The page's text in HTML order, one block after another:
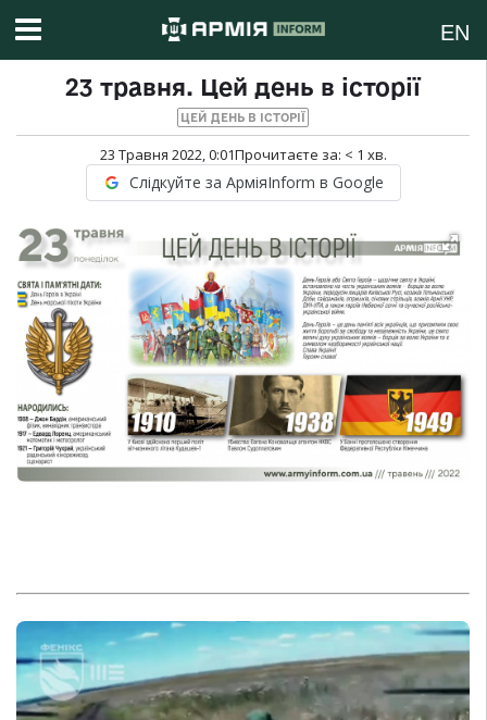
EN
23 травня. Цей день в історії
ЦЕЙ ДЕНЬ В ІСТОРІЇ
23 Травня 2022, 0:01Прочитаєте за: < 1 хв.
Слідкуйте за АрміяInform в Google